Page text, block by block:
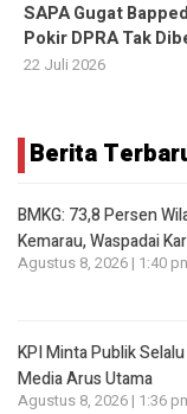
SAPA Gugat
Pokir DPRA Tak
22 Juli 2026
Berita
BMKG: 73,8 Persen
Kemarau, Waspadai
Agustus 8, 2026 | 1:40
KPI Minta Publik
Media Arus Utama
Agustus 8, 2026 | 1:36